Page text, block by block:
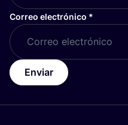
Correo electrónico *
Enviar